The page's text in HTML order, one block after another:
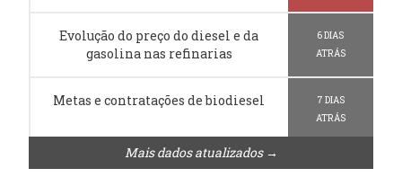
Evolução do preço do diesel e da
gasolina nas refinarias
6 DIAS
ATRÁS
Metas e contratações de biodiesel
7 DIAS
ATRÁS
Mais dados atualizados →